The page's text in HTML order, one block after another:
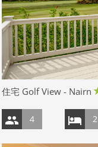
住宅 Golf View - Nairn
4 2